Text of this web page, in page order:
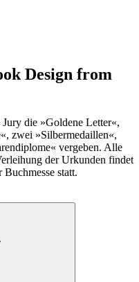
Design from
die »Goldene Letter«,
zwei »Silbermedaillen«,
vergeben. Alle
der Urkunden findet
statt.